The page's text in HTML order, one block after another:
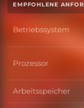
EMPFOHLENE
Betriebssystem
Prozessor
Arbeitsspeicher